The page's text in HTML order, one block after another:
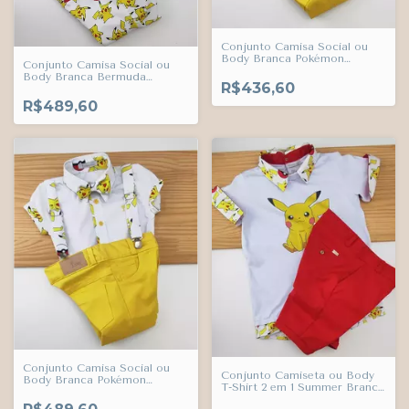
Conjunto Camisa Social ou
Body Branca Bermuda
Borboleta e Suspensório
Pokémon Pikachu Índigo
Trend
R$489,60
Conjunto Camisa Social ou
Body Branca Pokémon
Gema Casual Babador ou
Bandana e Suspensório
Pokémon Pikachu Índigo
R$436,60
Conjunto Camisa Social ou
Body Branca Pokémon
Gema Casual Gravata
Conjunto Camiseta ou Body
T-Shirt 2 em 1 Summer Branca